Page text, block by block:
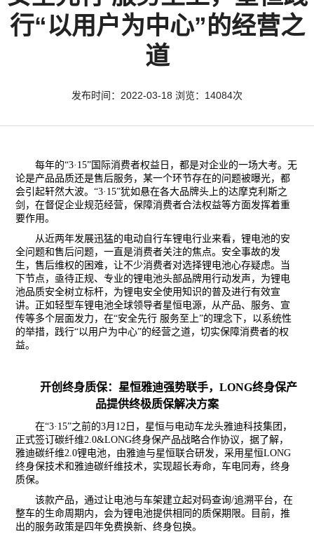
行“以用户为中心”的经营之
道
发布时间：2022-03-18 浏览：14084次
每年的“3· 15” 国际消费者权益日 ，都是对企业的一场大考。无
论是产品品质还是售后服务，某一个环节存在的问题被曝光，都
会引起轩然大波。“3· 15”犹如悬在各大品牌头上的达摩克利斯之
剑，在督促企业规范经营，保障消费者合法权益等方面发挥着重
要作用。
从近两年发展迅猛的电动自行车锂电行业来看，锂电池的安
全问题和售后问题，一直是消费者关注的焦点。安全事故的发
生，售后维权的困难，让不少消费者对选择锂电池心存疑虑。当
下节点，亟待正规、专业的锂电池头部品牌用行动发声，为锂电
池品质安全树立标杆，为锂电安全使用知识的普及进行有效宣
讲。正如轻型车锂电池全球领导者星恒电源，从产品、服务、宣
传等多个层面发力，在“安全先行 服务至上”的理念下，以系统性
的举措，践行“以用户为中心”的经营之道，切实保障消费者的权
益。
开创终身质保：星恒雅迪强势联手， LONG终身保产
品提供终极质保解决方案
在“3·15”之前的3月12日 ，星恒与电动车龙头雅迪科技集团，
正式签订碳纤维2.0&LONG终身保产品战略合作协议，据了解，
雅迪碳纤维2.0锂电池，由雅迪与星恒联合研发，采用星恒LONG
终身保技术和雅迪碳纤维技术，实现超长寿命，车电同寿，终身
质保。
该款产品 ，通过让电池与车架建立起对码查询/追溯平台，在
整车的生命周期内，会为锂电池提供相 同 的质保期限。 目前，推
出的服务政策是四年免费换新、终身包换。